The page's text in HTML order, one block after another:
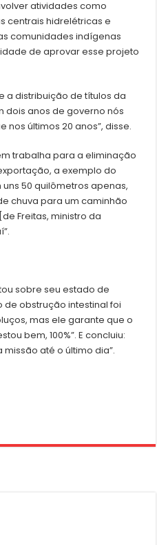
atividades como
centrais hidrelétricas e
comunidades indígenas
de aprovar esse projeto
a distribuição de títulos da
dois anos de governo nós
nos últimos 20 anos”, disse.
trabalha para a eliminação
a exemplo do
uns 50 quilômetros apenas,
chuva para um caminhão
Freitas, ministro da
sobre seu estado de
obstrução intestinal foi
mas ele garante que o
bem, 100%”. E concluiu:
missão até o último dia”.